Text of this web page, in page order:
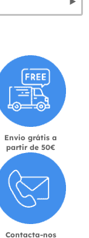
Envio grátis a
partir de 50€
Contacta-nos